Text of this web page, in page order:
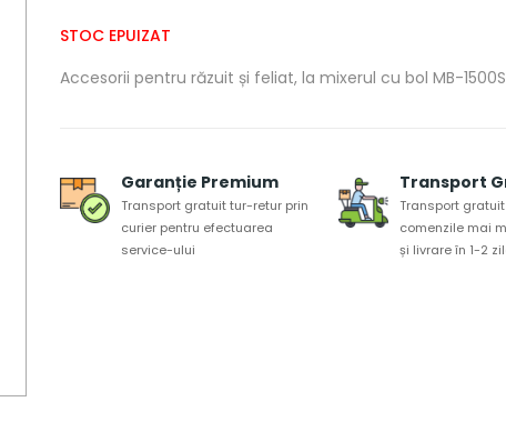
STOC EPUIZAT
Accesorii pentru răzuit și feliat, la mixerul cu bol MB-
Garanție Premium
Transport gratuit tur-retur prin
curier pentru efectuarea
service-ului
Transport
Transport
comenzile mai
și livrare în 1-2